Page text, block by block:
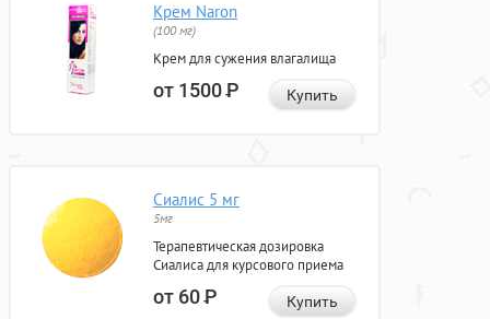
Крем Naron
(100 мг)
Крем для сужения влагалища
от 1500Р Купить
Сиалис 5 мг
5мг
Терапевтическая дозировка
Сиалиса для курсового приема
от 60Р Купить